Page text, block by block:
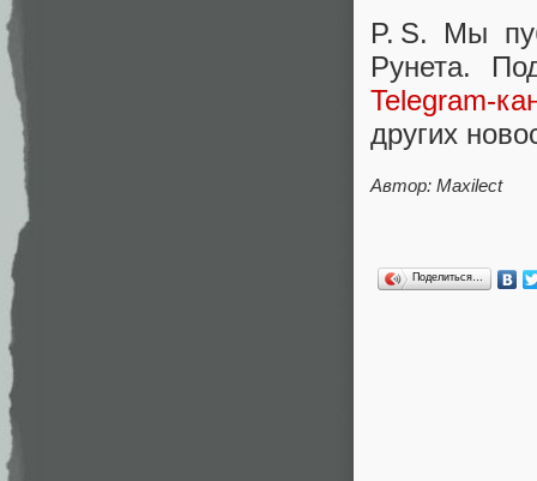
P. S. Мы
Рунета.
Telegram-
других
Автор: Maxilect
Поделиться…